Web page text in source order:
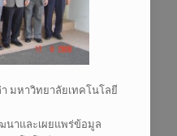
มหาวิทยาลัยเทคโนโลยี
นาและเผยแพร่ข้อมูล